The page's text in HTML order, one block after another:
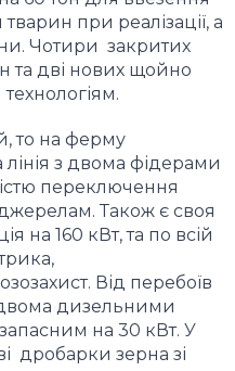
при реалізації, а
Чотири закритих
та дві нових щойно
то на ферму
з двома фідерами
переключення
Також є своя
на 160 кВт, та по всій
Від перебоїв
дизельними
на 30 кВт. У
дробарки зерна зі